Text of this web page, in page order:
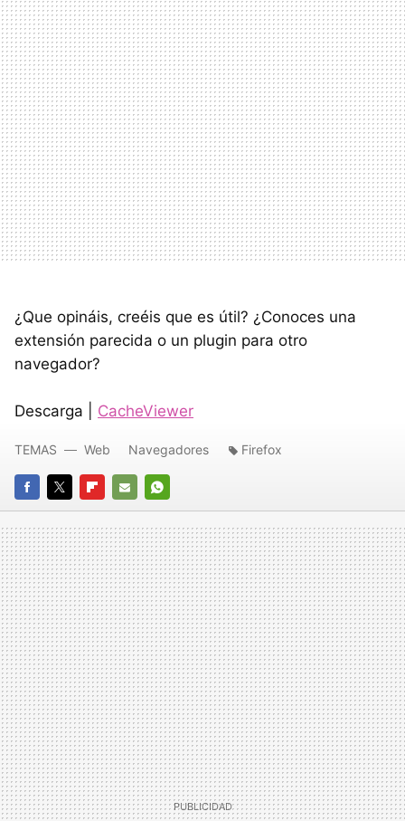
¿Que opináis, creéis que es útil? ¿Conoces una
extensión parecida o un plugin para otro
navegador?
Descarga | CacheViewer
FACEBOOK
TWITTERFLIPBOARD
E-
MAIL
WHATSAPP
TEMAS Web Navegadores Firefox